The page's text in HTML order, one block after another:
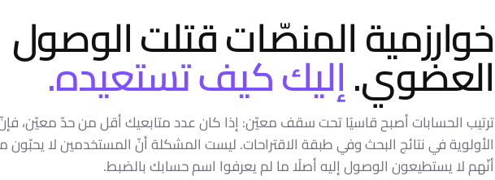
خوارزمية المنصّات قتلت الوصول
العضوي.إليك كيف تستعيده.
ترتيب الحسابات أصبح قاسيًا تحت سقف معيّن: إذا كان عدد متابعيك أقل من حدّ معيّن،
الأولوية في نتائج البحث وفي طبقة الاقتراحات. ليست المشكلة أنّ المستخدمين لا
أنّهم لا يستطيعون الوصول إليه أصلًا ما لم يعرفوا اسم حسابك بالضبط.